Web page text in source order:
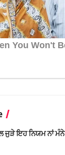
ਜੁੜੇ ਇਹ ਨਿਯਮ ਨਾਂ ਮੰਨੇ